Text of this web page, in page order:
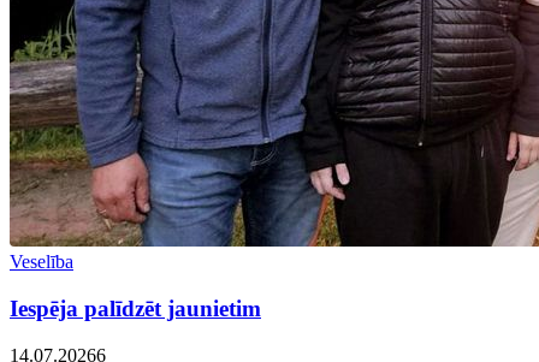
Veselība
Iespēja palīdzēt jaunietim
14.07.20266